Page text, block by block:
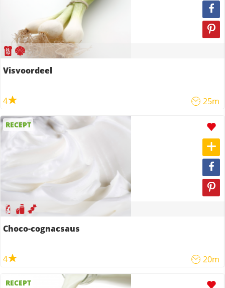
Visvoordeel
4 25m
RECEPT
Choco-cognacsaus
4 20m
RECEPT